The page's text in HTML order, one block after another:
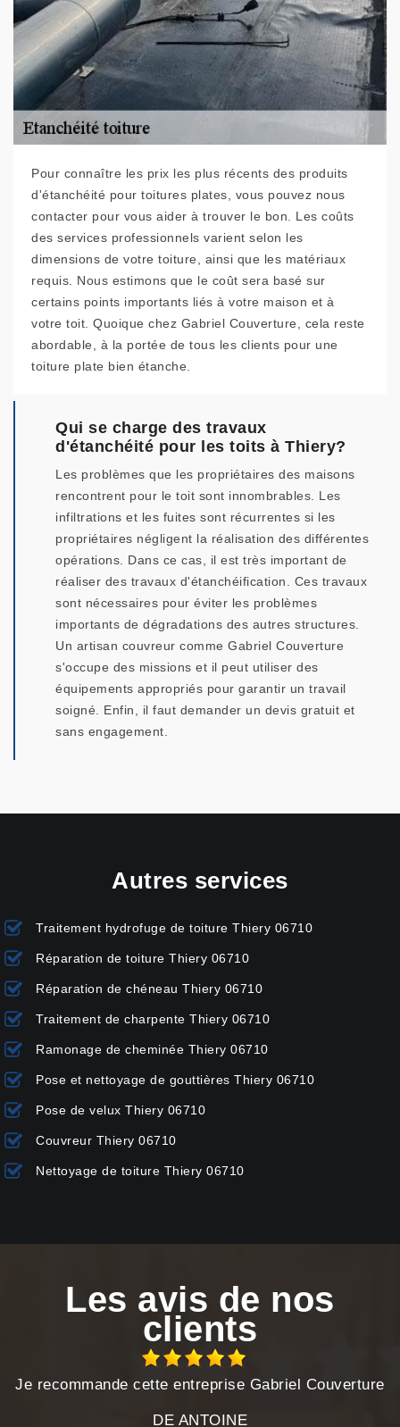
Pour connaître les prix les plus récents des produits
d'étanchéité pour toitures plates, vous pouvez nous
contacter pour vous aider à trouver le bon. Les coûts
des services professionnels varient selon les
dimensions de votre toiture, ainsi que les matériaux
requis. Nous estimons que le coût sera basé sur
certains points importants liés à votre maison et à
votre toit. Quoique chez Gabriel Couverture, cela reste
abordable, à la portée de tous les clients pour une
toiture plate bien étanche.
Qui se charge des travaux
d'étanchéité pour les toits à Thiery?
Les problèmes que les propriétaires des maisons
rencontrent pour le toit sont innombrables. Les
infiltrations et les fuites sont récurrentes si les
propriétaires négligent la réalisation des différentes
opérations. Dans ce cas, il est très important de
réaliser des travaux d'étanchéification. Ces travaux
sont nécessaires pour éviter les problèmes
importants de dégradations des autres structures.
Un artisan couvreur comme Gabriel Couverture
s'occupe des missions et il peut utiliser des
équipements appropriés pour garantir un travail
soigné. Enfin, il faut demander un devis gratuit et
sans engagement.
Autres services
Traitement hydrofuge de toiture Thiery 06710
Réparation de toiture Thiery 06710
Réparation de chéneau Thiery 06710
Traitement de charpente Thiery 06710
Ramonage de cheminée Thiery 06710
Pose et nettoyage de gouttières Thiery 06710
Pose de velux Thiery 06710
Couvreur Thiery 06710
Nettoyage de toiture Thiery 06710
Les avis de nos
clients
Je recommande cette entreprise Gabriel Couverture
DE ANTOINE